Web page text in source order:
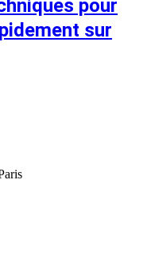
pour
sur